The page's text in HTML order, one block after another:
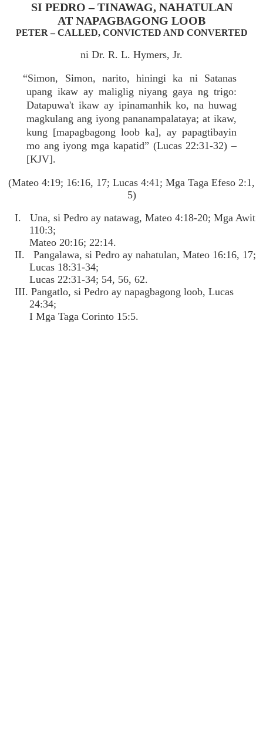
SI PEDRO – TINAWAG, NAHATULAN
AT NAPAGBAGONG LOOB
PETER – CALLED, CONVICTED AND CONVERTED
ni Dr. R. L. Hymers, Jr.
“Simon, Simon, narito, hiningi ka ni Satanas
upang ikaw ay maliglig niyang gaya ng trigo:
Datapuwa't ikaw ay ipinamanhik ko, na huwag
magkulang ang iyong pananampalataya; at ikaw,
kung [mapagbagong loob ka], ay papagtibayin
mo ang iyong mga kapatid” (Lucas 22:31-32) –
[KJV].
(Mateo 4:19; 16:16, 17; Lucas 4:41; Mga Taga Efeso 2:1,
5)
I. Una, si Pedro ay natawag, Mateo 4:18-20; Mga Awit
110:3;
Mateo 20:16; 22:14.
II. Pangalawa, si Pedro ay nahatulan, Mateo 16:16, 17;
Lucas 18:31-34;
Lucas 22:31-34; 54, 56, 62.
III. Pangatlo, si Pedro ay napagbagong loob, Lucas
24:34;
I Mga Taga Corinto 15:5.